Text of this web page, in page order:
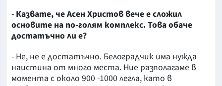
- Казвате, че Асен Христов вече е сложил
основите на по-голям комплекс. Това обаче
достатъчно ли е?
- Не, не е достатъчно. Белоградчик има нужда
наистина от много места. Ние разполагаме в
момента с около 900 -1000 легла, като в